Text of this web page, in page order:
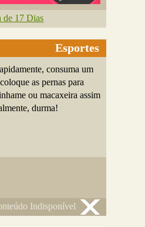
de 17 Dias
Esportes
consuma um
as pernas para
ou macaxeira assim
durma!
Indisponível